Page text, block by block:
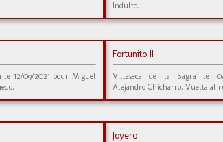
Indulto.
le 12/09/2021 pour Miguel
Fortunito II
Villaseca de la Sagra le
Alejandro Chicharro. Vuelta al
Joyero